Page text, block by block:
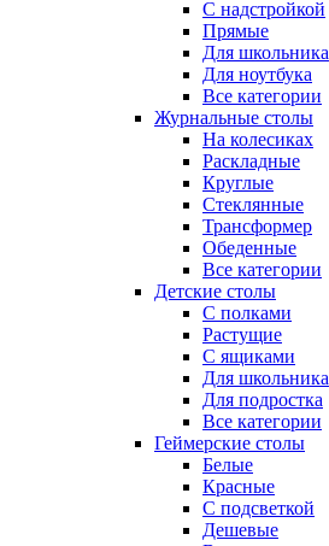
С надстройкой
Прямые
Для школьника
Для ноутбука
Все категории
Журнальные столы
На колесиках
Раскладные
Круглые
Стеклянные
Трансформер
Обеденные
Все категории
Детские столы
С полками
Растущие
С ящиками
Для школьника
Для подростка
Все категории
Геймерские столы
Белые
Красные
С подсветкой
Дешевые